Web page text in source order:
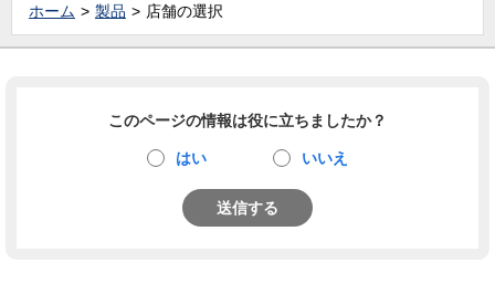
ホーム 製品 店舗の選択
このページの情報は役に立ちましたか？
はい いいえ
送信する